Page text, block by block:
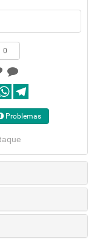
0
Problemas